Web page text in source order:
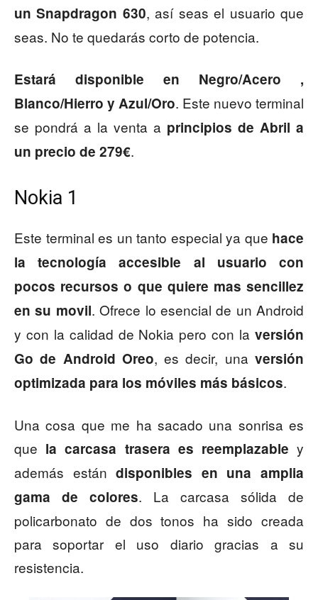
un Snapdragon 630, así seas el usuario que
seas. No te quedarás corto de potencia.
Estará disponible en Negro/Acero ,
Blanco/Hierro y Azul/Oro. Este nuevo terminal
se pondrá a la venta a principios de Abril a
un precio de 279€.
Nokia 1
Este terminal es un tanto especial ya que hace
la tecnología accesible al usuario con
pocos recursos o que quiere mas sencillez
en su movil. Ofrece lo esencial de un Android
y con la calidad de Nokia pero con la versión
Go de Android Oreo, es decir, unaversión
optimizada para los móviles más básicos.
Una cosa que me ha sacado una sonrisa es
que la carcasa trasera es reemplazable y
además estándisponibles en una amplia
gama de colores. La carcasa sólida de
policarbonato de dos tonos ha sido creada
para soportar el uso diario gracias a su
resistencia.